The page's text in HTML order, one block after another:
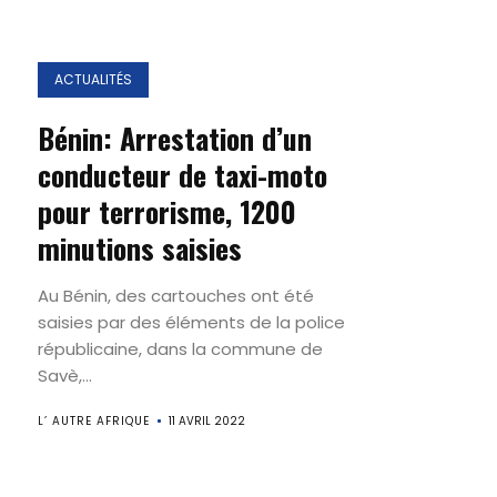
ACTUALITÉS
Bénin: Arrestation d’un
conducteur de taxi-moto
pour terrorisme, 1200
minutions saisies
Au Bénin, des cartouches ont été
saisies par des éléments de la police
républicaine, dans la commune de
Savè,...
L’ AUTRE AFRIQUE 11 AVRIL 2022